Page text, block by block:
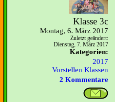
Klasse 3c
Montag, 6. März 2017
Zuletzt geändert:
Dienstag, 7. März 2017
Kategorien:
2017
Vorstellen Klassen
2 Kommentare